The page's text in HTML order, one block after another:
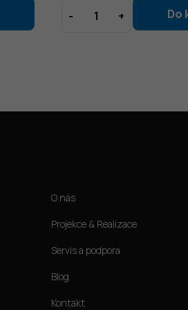
O nás
Projekce & Realizace
Servis a podpora
Blog
Kontakt